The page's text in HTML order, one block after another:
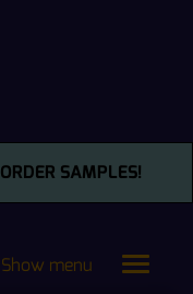
ORDER SAMPLES!
Toggle
Show menu